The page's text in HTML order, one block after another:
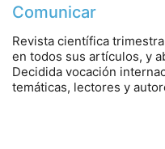
Comunicar
Revista científica
en todos sus artículos, y
Decidida vocación
temáticas, lectores y
EDU2015- 64015-
EDU2015-